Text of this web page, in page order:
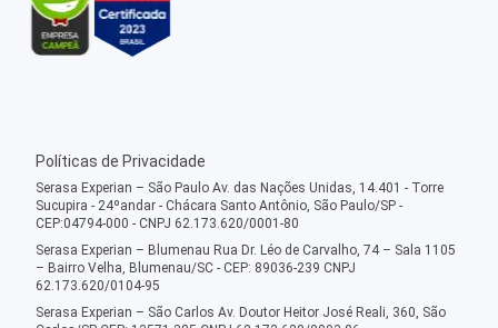
Políticas de Privacidade
Serasa Experian – São Paulo Av. das Nações Unidas, 14.401 - Torre
Sucupira - 24ºandar - Chácara Santo Antônio, São Paulo/SP -
CEP:04794-000 - CNPJ 62.173.620/0001-80
Serasa Experian – Blumenau Rua Dr. Léo de Carvalho, 74 – Sala 1105
– Bairro Velha, Blumenau/SC - CEP: 89036-239 CNPJ
62.173.620/0104-95
Serasa Experian – São Carlos Av. Doutor Heitor José Reali, 360, São